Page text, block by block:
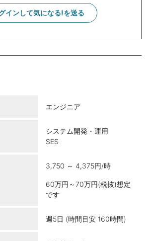
インして気になる!を送る
エンジニア
システム開発・運用
SES
3,750 ～ 4,375円/時
60万円～70万円(税抜)想定
です
週5日 (時間目安 160時間)